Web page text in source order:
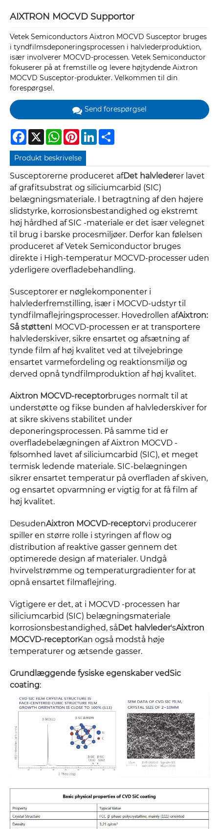
AIXTRON MOCVD Supportor
Vetek Semiconductors Aixtron MOCVD Susceptor bruges
i tyndfilmsdeponeringsprocessen i halvlederproduktion,
især involverer MOCVD-processen. Vetek Semiconductor
fokuserer på at fremstille og levere højtydende Aixtron
MOCVD Susceptor-produkter. Velkommen til din
forespørgsel.
Send forespørgsel
Facebook
X WhatsAppPinterestLinkedIn
Produkt beskrivelse
Susceptorerne produceret afDet halvlederer lavet
af grafitsubstrat og siliciumcarbid (SIC)
belægningsmateriale. I betragtning af den højere
slidstyrke, korrosionsbestandighed og ekstremt
høj hårdhed af SIC -materiale er det især velegnet
til brug i barske procesmiljøer. Derfor kan følelsen
produceret af Vetek Semiconductor bruges
direkte i High-temperatur MOCVD-processer uden
yderligere overfladebehandling.
Susceptorer er nøglekomponenter i
halvlederfremstilling, især i MOCVD-udstyr til
tyndfilmaflejringsprocesser. Hovedrollen afAixtron:
Så støttenI MOCVD-processen er at transportere
halvlederskiver, sikre ensartet og afsætning af
tynde film af høj kvalitet ved at tilvejebringe
ensartet varmefordeling og reaktionsmiljø og
derved opnå tyndfilmproduktion af høj kvalitet.
Aixtron MOCVD-receptorbruges normalt til at
understøtte og fikse bunden af ​​halvlederskiver for
at sikre skivens stabilitet under
deponeringsprocessen. På samme tid er
overfladebelægningen af ​​Aixtron MOCVD -
følsomhed lavet af siliciumcarbid (SIC), et meget
termisk ledende materiale. SIC-belægningen
sikrer ensartet temperatur på overfladen af ​​skiven,
og ensartet opvarmning er vigtig for at få film af
høj kvalitet.
DesudenAixtron MOCVD-receptorvi producerer
spiller en større rolle i styringen af ​​flow og
distribution af reaktive gasser gennem det
optimerede design af materialer. Undgå
hvirvelstrømme og temperaturgradienter for at
opnå ensartet filmaflejring.
Vigtigere er det, at i MOCVD -processen har
siliciumcarbid (SIC) belægningsmateriale
korrosionsbestandighed, såDet halvleder'sAixtron
MOCVD-receptorKan også modstå høje
temperaturer og ætsende gasser.
Grundlæggende fysiske egenskaber vedSic
coating: